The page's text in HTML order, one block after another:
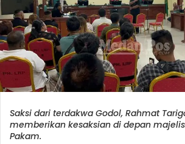
Saksi dari terdakwa Godol, Rahmat
memberikan kesaksian di depan
Pakam.